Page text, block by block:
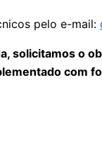
pelo e-mail:
solicitamos o
com